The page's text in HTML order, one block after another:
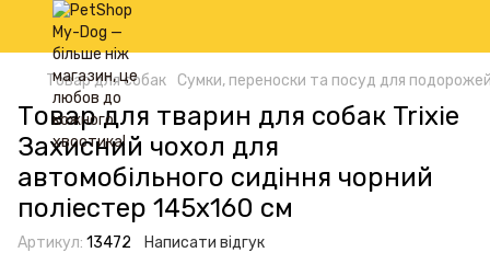
Товар для собак Сумки, переноски та посуд для
Товар для тварин для собак Trixie
Захисний чохол для
автомобільного сидіння чорний
поліестер 145х160 см
Артикул: 13472 Написати відгук